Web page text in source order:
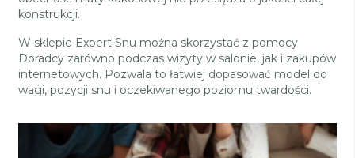
konstrukcji.
W sklepie Expert Snu można skorzystać z pomocy
Doradcy zarówno podczas wizyty w salonie, jak i zakupów
internetowych. Pozwala to łatwiej dopasować model do
wagi, pozycji snu i oczekiwanego poziomu twardości.